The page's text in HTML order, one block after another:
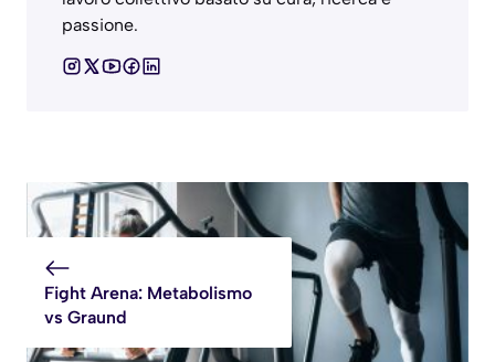
passione.
Fight Arena: Metabolismo
vs Graund